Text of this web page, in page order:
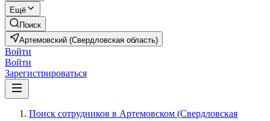
Ещё
Поиск
Артемовский (Свердловская область)
Войти
Войти
Зарегистрироваться
Поиск сотрудников в Артемовском (Свердловская